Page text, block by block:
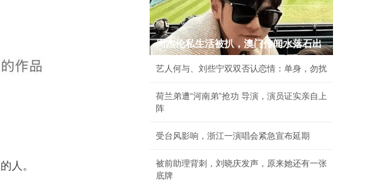
人。
周杰伦私生活被扒，澳门传闻水落石出
艺人何与、刘些宁双双否认恋情：单身，勿扰
荷兰弟遭“河南弟”抢功 导演，演员证实亲自上
阵
受台风影响，浙江一演唱会紧急宣布延期
被前助理背刺，刘晓庆发声，原来她还有一张
底牌